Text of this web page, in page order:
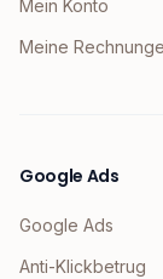
Mein Konto
Meine
Google Ads
Google Ads
Anti-Klickbetrug